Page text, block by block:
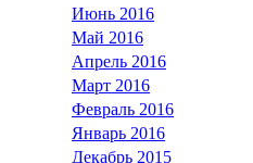
Июнь 2016
Май 2016
Апрель 2016
Март 2016
Февраль 2016
Январь 2016
Декабрь 2015